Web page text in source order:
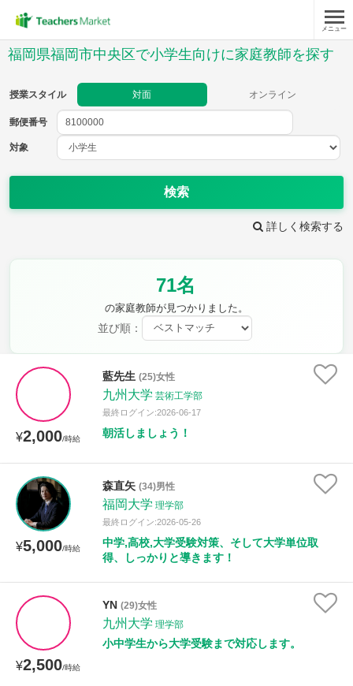
メニュー
福岡県福岡市中央区で小学生向けに家庭教師を探す
授業スタイル 対面 オンライン
郵便番号
対象
検索
詳しく検索する
71名
の家庭教師が見つかりました。
並び順：
¥2,000/時給
藍先生 (25)女性
九州大学 芸術工学部
最終ログイン:2026-06-17
朝活しましょう！
¥5,000/時給
森直矢 (34)男性
福岡大学 理学部
最終ログイン:2026-05-26
中学,高校,大学受験対策、そして大学単位取
得、しっかりと導きます！
¥2,500/時給
YN (29)女性
九州大学 理学部
小中学生から大学受験まで対応します。
郵便番号
教科
理科
保健・体育 図画工作 書写
時給：¥1,000 ～ ¥10,000
授業可能日
土曜日 日曜日
所属大学
距離：15km以内